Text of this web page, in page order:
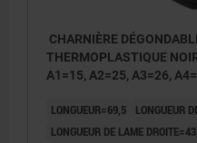
CHARNIÈRE
THERMOPLASTIQUE
A1=15, A2=25, A3=26,
LONGUEUR=69,5
LONGUEUR
LONGUEUR DE LAME